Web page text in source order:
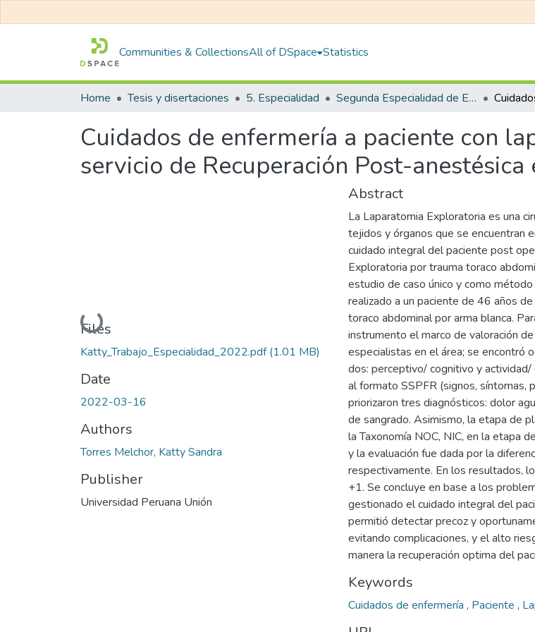
Communities & CollectionsAll of DSpace Statistics
Home Tesis y disertaciones 5. Especialidad Segunda Especialidad de Enfermería en Cuidados Quirúrgicos con Mención en Recuperación Posanestésica
Cuidados de enfermería a paciente con
servicio de Recuperación Post-
Loading...
Files
Katty_Trabajo_Especialidad_2022.pdf(1.01 MB)
Date
2022-03-16
Authors
Torres Melchor, Katty Sandra
Publisher
Universidad Peruana Unión
Abstract
La Laparatomia Exploratoria es una
tejidos y órganos que se encuentran
cuidado integral del paciente post
Exploratoria por trauma toraco
estudio de caso único y como
realizado a un paciente de 46 años
toraco abdominal por arma blanca.
instrumento el marco de valoración
especialistas en el área; se encontró
dos: perceptivo/ cognitivo y
al formato SSPFR (signos, síntomas,
priorizaron tres diagnósticos: dolor
de sangrado. Asimismo, la etapa de
la Taxonomía NOC, NIC, en la etapa
y la evaluación fue dada por la
respectivamente. En los resultados,
+1. Se concluye en base a los
gestionado el cuidado integral del
permitió detectar precoz y
evitando complicaciones, y el alto
manera la recuperación optima del
Keywords
Cuidados de enfermería , Paciente ,